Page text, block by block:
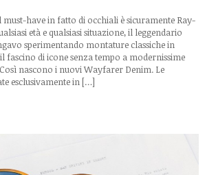
have in fatto di occhiali è sicuramente Ray-
età e qualsiasi situazione, il leggendario
sperimentando montature classiche in
fascino di icone senza tempo a modernissime
nascono i nuovi Wayfarer Denim. Le
esclusivamente in […]